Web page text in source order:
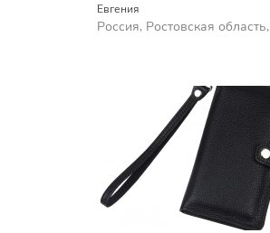
Евгения
Россия, Ростовская область,